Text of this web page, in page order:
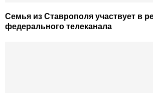
Семья из Ставрополя участвует в
федерального телеканала